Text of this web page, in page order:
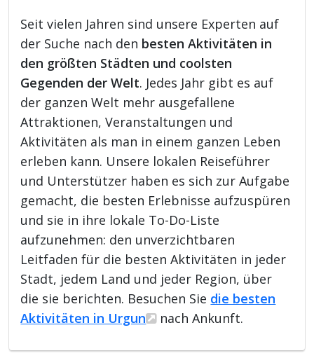
Seit vielen Jahren sind unsere Experten auf
der Suche nach den besten Aktivitäten in
den größten Städten und coolsten
Gegenden der Welt. Jedes Jahr gibt es auf
der ganzen Welt mehr ausgefallene
Attraktionen, Veranstaltungen und
Aktivitäten als man in einem ganzen Leben
erleben kann. Unsere lokalen Reiseführer
und Unterstützer haben es sich zur Aufgabe
gemacht, die besten Erlebnisse aufzuspüren
und sie in ihre lokale To-Do-Liste
aufzunehmen: den unverzichtbaren
Leitfaden für die besten Aktivitäten in jeder
Stadt, jedem Land und jeder Region, über
die sie berichten. Besuchen Sie die besten
Aktivitäten in Urgun
nach Ankunft.